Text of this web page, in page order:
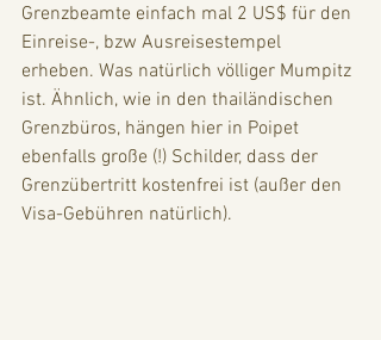
Grenzbeamte einfach mal 2 US$ für den
Einreise-, bzw Ausreisestempel
erheben. Was natürlich völliger Mumpitz
ist. Ähnlich, wie in den thailändischen
Grenzbüros, hängen hier in Poipet
ebenfalls große (!) Schilder, dass der
Grenzübertritt kostenfrei ist (außer den
Visa-Gebühren natürlich).